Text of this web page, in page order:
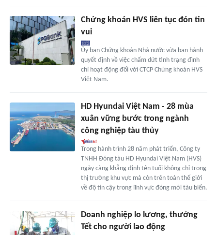
Chứng khoán HVS liên tục đón tin
vui
Ủy ban Chứng khoán Nhà nước vừa ban hành
quyết định về việc chấm dứt tình trạng đình
chỉ hoạt động đối với CTCP Chứng khoán HVS
Việt Nam.
HD Hyundai Việt Nam - 28 mùa
xuân vững bước trong ngành
công nghiệp tàu thủy
Trong hành trình 28 năm phát triển, Công ty
TNHH Đóng tàu HD Hyundai Việt Nam (HVS)
ngày càng khẳng định tên tuổi không chỉ trong
thị trường khu vực mà còn trên toàn thế giới
về độ tin cậy trong lĩnh vực đóng mới tàu biển.
Doanh nghiệp lo lương, thưởng
Tết cho người lao động